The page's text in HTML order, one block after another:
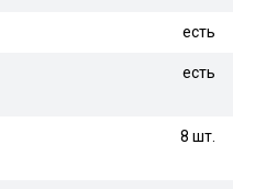
есть
есть
8 шт.